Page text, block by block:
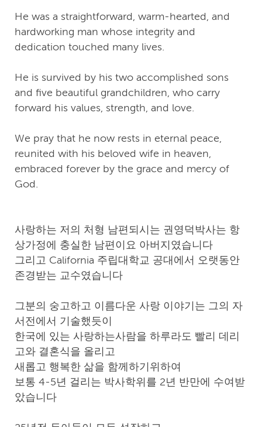
He was a straightforward, warm-hearted, and
hardworking man whose integrity and
dedication touched many lives.
He is survived by his two accomplished sons
and five beautiful grandchildren, who carry
forward his values, strength, and love.
We pray that he now rests in eternal peace,
reunited with his beloved wife in heaven,
embraced forever by the grace and mercy of
God.
사랑하는 저의 처형 남편되시는 권영덕박사는 항
상가정에 충실한 남편이요 아버지였습니다
그리고 California 주립대학교 공대에서 오랫동안
존경받는 교수였습니다
그분의 숭고하고 이름다운 사랑 이야기는 그의 자
서전에서 기술했듯이
한국에 있는 사랑하는사람을 하루라도 빨리 데리
고와 결혼식을 올리고
새롭고 행복한 삶을 함께하기위하여
보통 4-5년 걸리는 박사학위를 2년 반만에 수여받
았습니다